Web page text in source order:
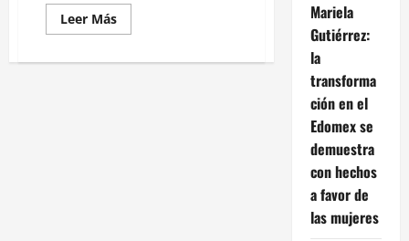
Leer MásLeer
más
Vidulfo
Mariela
Gutiérrez:
la
transforma
ción en el
Edomex se
demuestra
con hechos
a favor de
las mujeres